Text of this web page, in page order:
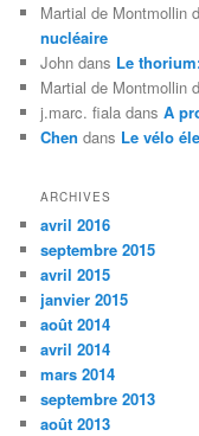
Martial de Montmollin
nucléaire
John dans Le
Martial de Montmollin
j.marc. fiala dansA
Chen dans Le vélo
ARCHIVES
avril 2016
septembre 2015
avril 2015
janvier 2015
août 2014
avril 2014
mars 2014
septembre 2013
août 2013